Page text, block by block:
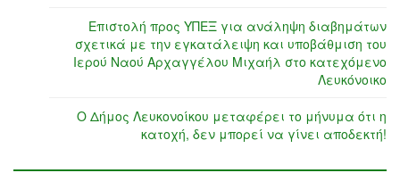
Επιστολή προς ΥΠΕΞ για ανάληψη διαβημάτων
σχετικά με την εγκατάλειψη και υποβάθμιση του
Ιερού Ναού Αρχαγγέλου Μιχαήλ στο κατεχόμενο
Λευκόνοικο
Ο Δήμος Λευκονοίκου μεταφέρει το μήνυμα ότι η
κατοχή, δεν μπορεί να γίνει αποδεκτή!